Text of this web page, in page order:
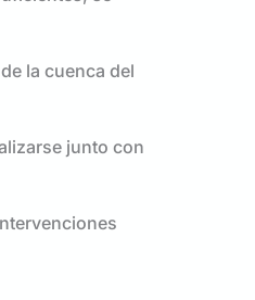
la cuenca del
junto con